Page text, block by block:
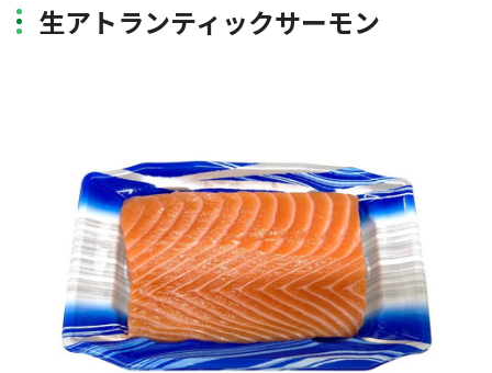
商品を探す レシピを探す
生アトランティックサーモン